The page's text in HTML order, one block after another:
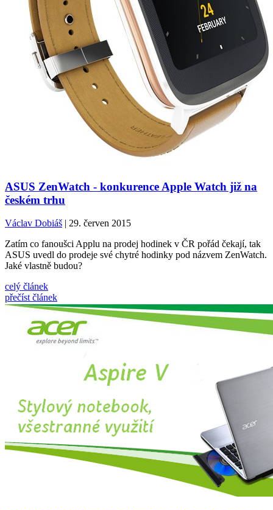
ASUS ZenWatch - konkurence Apple Watch již na
českém trhu
Václav Dobiáš | 29. červen 2015
Zatím co fanoušci Applu na prodej hodinek v ČR pořád čekají, tak
ASUS uvedl do prodeje své chytré hodinky pod názvem ZenWatch.
Jaké vlastně budou?
celý článek
přečíst článek